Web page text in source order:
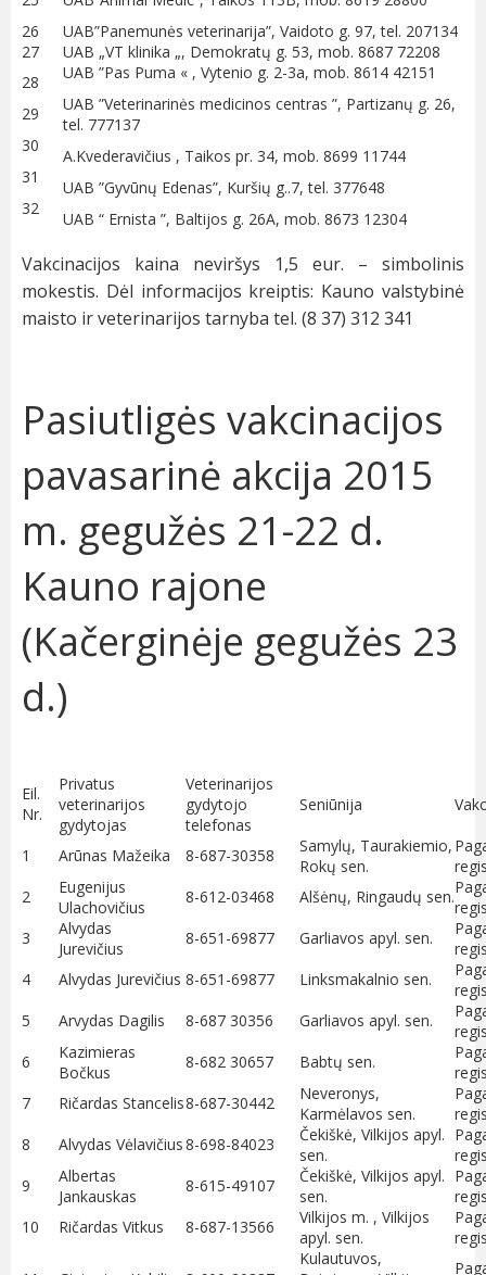
26
UAB”Panemunės veterinarija”, Vaidoto g. 97, tel. 207134
27
UAB „VT klinika „, Demokratų g. 53, mob. 8687 72208
28
29
30
31
32
UAB ”Pas Puma « , Vytenio g. 2-3a, mob. 8614 42151
UAB ”Veterinarinės medicinos centras ”, Partizanų g. 26,
tel. 777137
A.Kvederavičius , Taikos pr. 34, mob. 8699 11744
UAB ”Gyvūnų Edenas”, Kuršių g..7, tel. 377648
UAB “ Ernista ”, Baltijos g. 26A, mob. 8673 12304
Vakcinacijos kaina neviršys 1,5 eur. – simbolinis
mokestis. Dėl informacijos kreiptis: Kauno valstybinė
maisto ir veterinarijos tarnyba tel. (8 37) 312 341
Pasiutligės vakcinacijos
pavasarinė akcija 2015
m. gegužės 21-22 d.
Kauno rajone
(Kačerginėje gegužės 23
d.)
Eil.
Nr.
Privatus
veterinarijos
gydytojas
Veterinarijos
gydytojo
telefonas
Seniūnija
1 Arūnas Mažeika 8-687-30358
Samylų, Taurakiemio,
Rokų sen.
2
Eugenijus
Ulachovičius
8-612-03468 Alšėnų, Ringaudų sen.
3
Alvydas
Jurevičius
8-651-69877 Garliavos apyl. sen.
4
Alvydas Jurevičius 8-651-69877 Linksmakalnio sen.
5
Arvydas Dagilis 8-687 30356 Garliavos apyl. sen.
6
Kazimieras
Bočkus
8-682 30657 Babtų sen.
7
Ričardas Stancelis8-687-30442
Neveronys,
Karmėlavos sen.
8
Alvydas Vėlavičius8-698-84023
Čekiškė, Vilkijos apyl.
sen.
9
Albertas
Jankauskas
8-615-49107
Čekiškė, Vilkijos apyl.
sen.
10
Ričardas Vitkus 8-687-13566
Vilkijos m. , Vilkijos
apyl. sen.
Kulautuvos,